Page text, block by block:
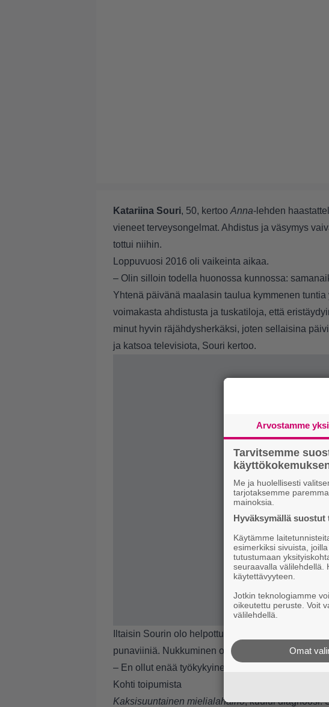
Katariina Souri, 50, kertoo Anna-lehden
vieneet terveysongelmat. Ahdistus ja väsymys
tottui niihin.
Loppuvuosi 2016 oli vaikeinta aikaa.
– Olin silloin todella huonossa kunnossa:
Yhtenä päivänä maalasin taulua kymmenen
voimakasta ahdistusta ja tuskatiloja, että
minut hyvin räjähdysherkäksi, joten sellaisina
ja katsoa televisiota, Souri kertoo.
Iltaisin Sourin olo helpottui siedettäväksi, kun hän
punaviiniä. Nukkuminen oli silti vaikeaa
– En ollut enää työkykyinen.
Kohti toipumista
Kaksisuuntainen mielialahäiriö, kuului diagnoosi.
Arvostamme
Tarvitsemme
Me ja huolellisesti
tarjotaksemme
mainoksia.
Hyväksymällä
Käytämme
esimerkiksi sivuista,
tutustumaan
seuraavalla välilehdellä.
käytettävyyteen.
Jotkin teknologiamme
oikeutettu peruste. Voit
välilehdellä.
Omat